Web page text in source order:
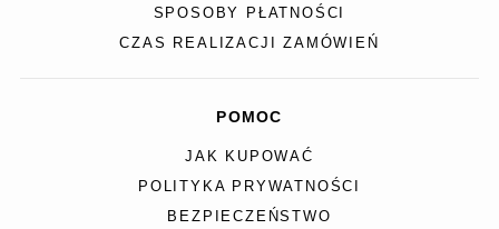
SPOSOBY PŁATNOŚCI
CZAS REALIZACJI ZAMÓWIEŃ
POMOC
JAK KUPOWAĆ
POLITYKA PRYWATNOŚCI
BEZPIECZEŃSTWO